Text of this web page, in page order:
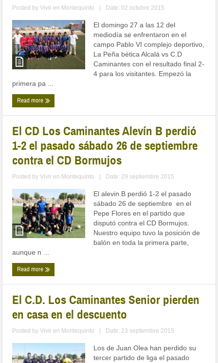
Posted byVivir en Montequinto Date: 02 octubre 2015
El domingo 27 a las 12 del
mediodía se enfrentaron en el
campo Pablo VI complejo deportivo,
La Peña bética Alcalá vs C.D
Caminantes con el resultado final 2-
4 para los visitantes. Empezó la
primera pa ...
Read more
El CD Los Caminantes Alevín B perdió
1-2 el pasado sábado 26 de septiembre
contra el CD Bormujos
Posted byVivir en Montequinto Date: 29 septiembre 2015
El alevin B perdió 1-2 el pasado
sábado 26 de septiembre en el
Pepe Flores en el partido que
disputó contra el CD Bormujos.
Nuestro equipo tuvo la posición de
balón en toda la primera parte,
aunque n ...
Read more
El C.D. Los Caminantes Senior pierden
en casa en el descuento
Posted byVivir en Montequinto Date: 23 septiembre 2015
Los de Juan Olea han perdido su
tercer partido de liga el pasado